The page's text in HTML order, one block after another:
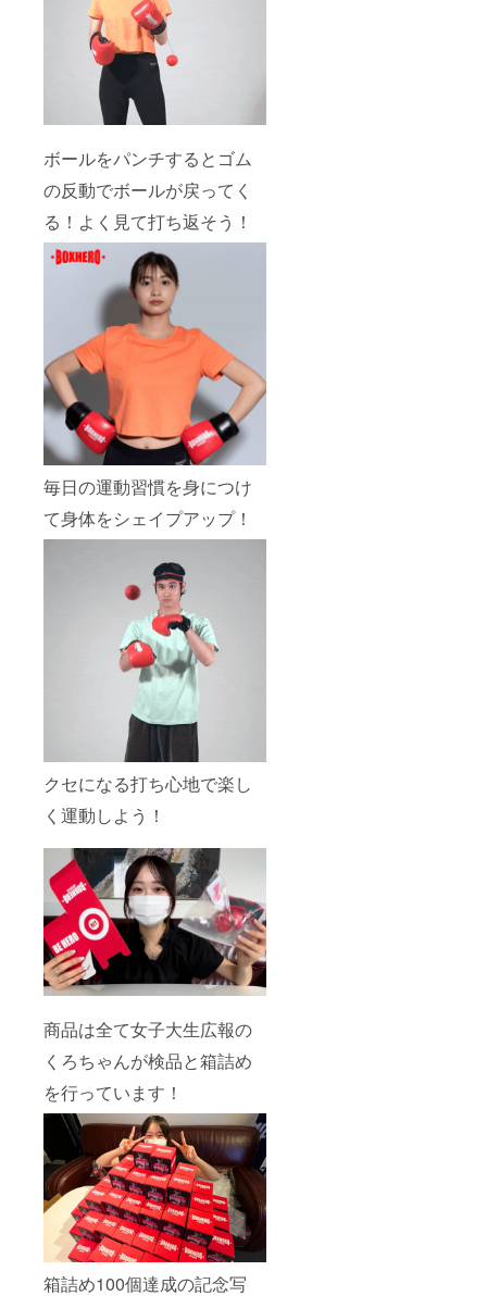
ボールをパンチするとゴム
の反動でボールが戻ってく
る！よく見て打ち返そう！
毎日の運動習慣を身につけ
て身体をシェイプアップ！
クセになる打ち心地で楽し
く運動しよう！
商品は全て女子大生広報の
くろちゃんが検品と箱詰め
を行っています！
箱詰め100個達成の記念写